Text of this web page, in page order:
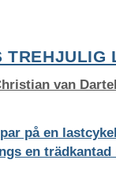
TREHJULIG
van Dartel